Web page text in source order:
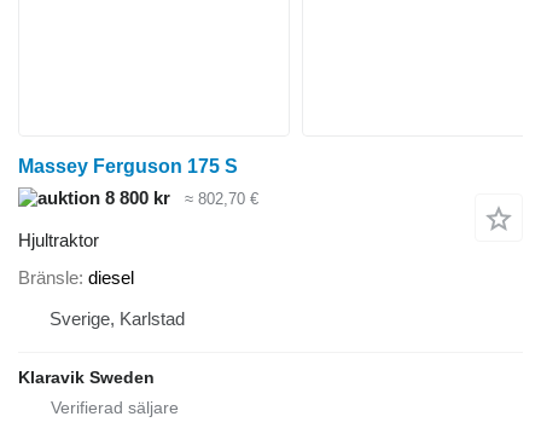
Massey Ferguson 175 S
8 800 kr
≈ 802,70 €
Hjultraktor
Bränsle diesel
Sverige, Karlstad
Klaravik Sweden